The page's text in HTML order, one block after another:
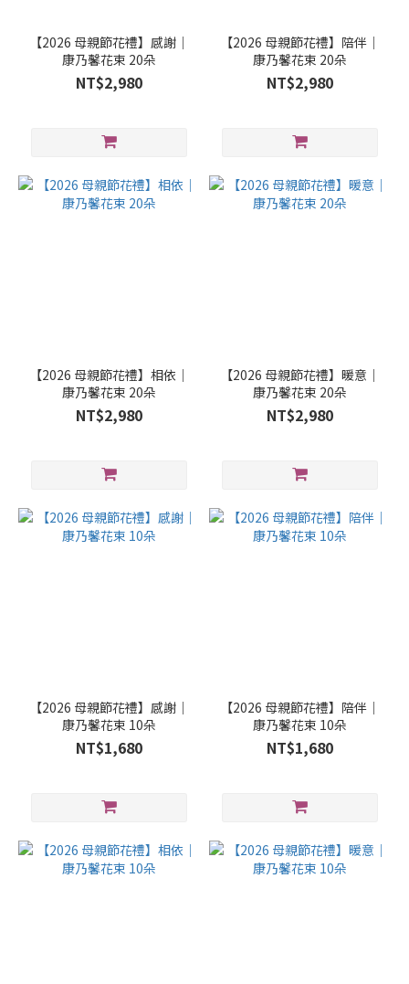
【2026 母親節花禮】感謝｜
康乃馨花束 20朵
NT$2,980
【2026 母親節花禮】陪伴｜
康乃馨花束 20朵
NT$2,980
【2026 母親節花禮】相依｜
康乃馨花束 20朵
NT$2,980
【2026 母親節花禮】暖意｜
康乃馨花束 20朵
NT$2,980
【2026 母親節花禮】感謝｜
康乃馨花束 10朵
NT$1,680
【2026 母親節花禮】陪伴｜
康乃馨花束 10朵
NT$1,680